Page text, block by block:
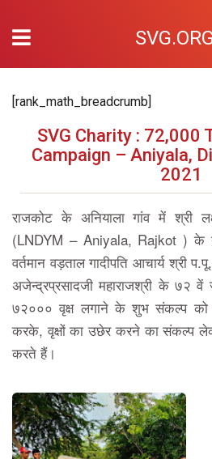
[rank_math_breadcrumb]
SVG Charity : 72,000
Campaign – Aniyala,
2021
राजकोट के अनियाला गांव में श्री
(LNDYM – Aniyala, Rajkot ) के
वर्तमान वड़ताल गादीपति आचार्य श्री
अजेन्द्रप्रसादजी महाराजश्री के ७२
७२००० वृक्ष लगाने के शुभ संकल्प को
करके, वृक्षों का उछेर करने का संकल्प
करते हैं।